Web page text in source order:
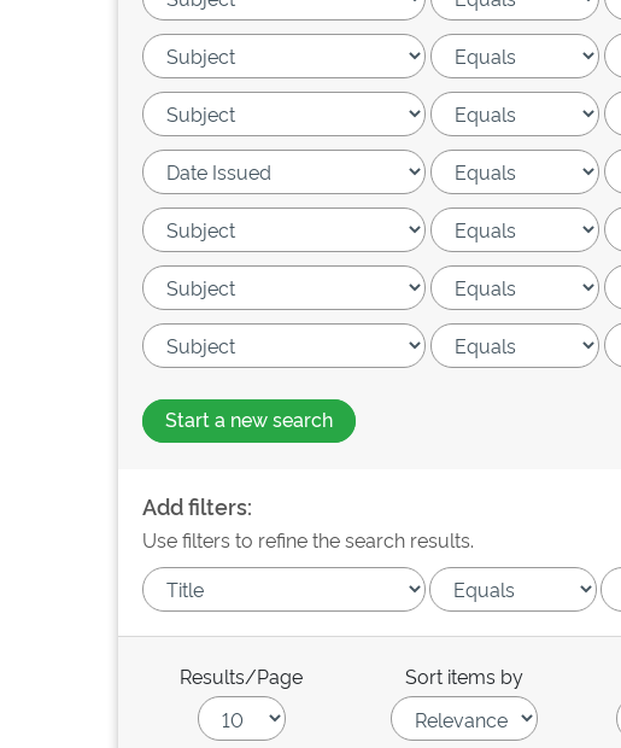
Start a new search
Add filters:
Use filters to refine the search results.
Results/Page Sort items by